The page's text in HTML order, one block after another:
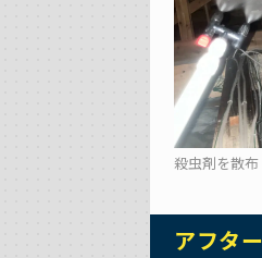
殺虫剤を散布
アフタ